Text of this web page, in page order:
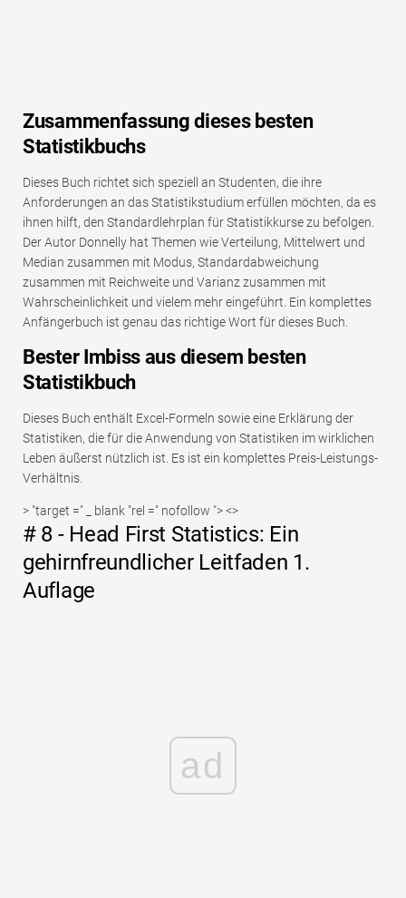
Zusammenfassung dieses besten
Statistikbuchs
Dieses Buch richtet sich speziell an Studenten, die ihre
Anforderungen an das Statistikstudium erfüllen möchten, da es
ihnen hilft, den Standardlehrplan für Statistikkurse zu befolgen.
Der Autor Donnelly hat Themen wie Verteilung, Mittelwert und
Median zusammen mit Modus, Standardabweichung
zusammen mit Reichweite und Varianz zusammen mit
Wahrscheinlichkeit und vielem mehr eingeführt. Ein komplettes
Anfängerbuch ist genau das richtige Wort für dieses Buch.
Bester Imbiss aus diesem besten
Statistikbuch
Dieses Buch enthält Excel-Formeln sowie eine Erklärung der
Statistiken, die für die Anwendung von Statistiken im wirklichen
Leben äußerst nützlich ist. Es ist ein komplettes Preis-Leistungs-
Verhältnis.
> "target =" _ blank "rel =" nofollow "> <>
# 8 - Head First Statistics: Ein
gehirnfreundlicher Leitfaden 1.
Auflage
ad